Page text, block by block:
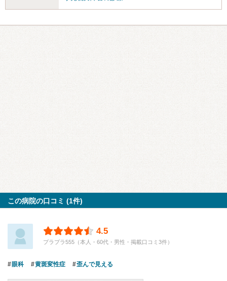
この病院の口コミ (1件)
4.5
プラプラ555（本人・60代・男性・掲載口コミ3件）
眼科 黄斑変性症 歪んで見える